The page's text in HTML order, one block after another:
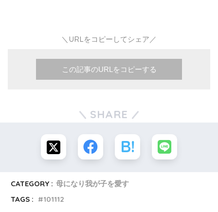
＼URLをコピーしてシェア／
この記事のURLをコピーする
SHARE
CATEGORY : 母になり我が子を愛す
TAGS :
101112